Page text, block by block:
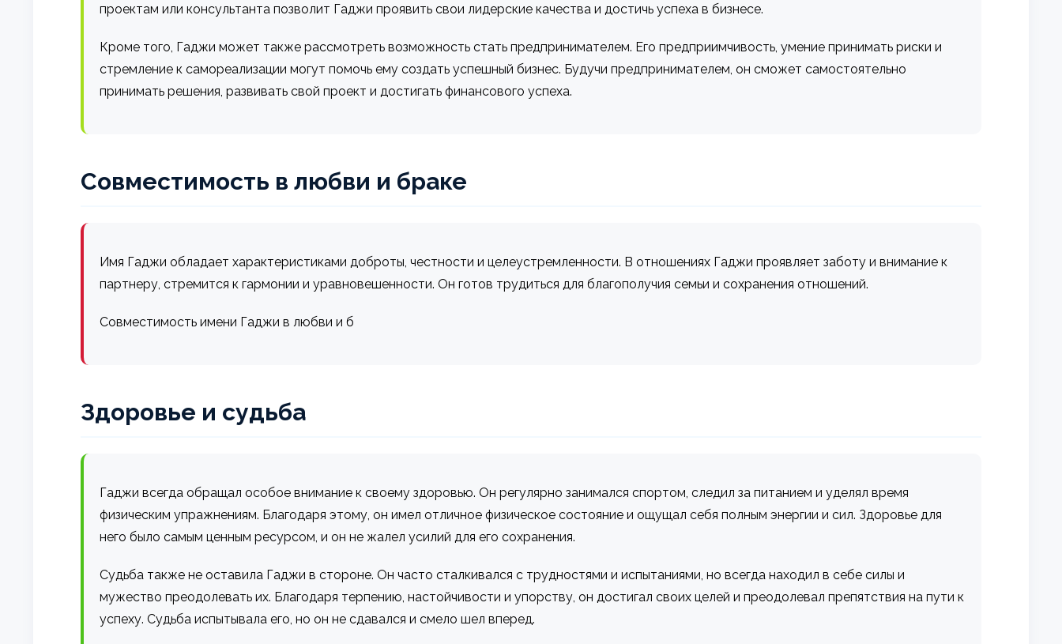
проектам или консультанта позволит Гаджи проявить свои лидерские качества и достичь успеха в бизнесе.
Кроме того, Гаджи может также рассмотреть возможность стать предпринимателем. Его предприимчивость, умение принимать риски и
стремление к самореализации могут помочь ему создать успешный бизнес. Будучи предпринимателем, он сможет самостоятельно
принимать решения, развивать свой проект и достигать финансового успеха.
Совместимость в любви и браке
Имя Гаджи обладает характеристиками доброты, честности и целеустремленности. В отношениях Гаджи проявляет заботу и внимание к
партнеру, стремится к гармонии и уравновешенности. Он готов трудиться для благополучия семьи и сохранения отношений.
Совместимость имени Гаджи в любви и б
Здоровье и судьба
Гаджи всегда обращал особое внимание к своему здоровью. Он регулярно занимался спортом, следил за питанием и уделял время
физическим упражнениям. Благодаря этому, он имел отличное физическое состояние и ощущал себя полным энергии и сил. Здоровье для
него было самым ценным ресурсом, и он не жалел усилий для его сохранения.
Судьба также не оставила Гаджи в стороне. Он часто сталкивался с трудностями и испытаниями, но всегда находил в себе силы и
мужество преодолевать их. Благодаря терпению, настойчивости и упорству, он достигал своих целей и преодолевал препятствия на пути к
успеху. Судьба испытывала его, но он не сдавался и смело шел вперед.